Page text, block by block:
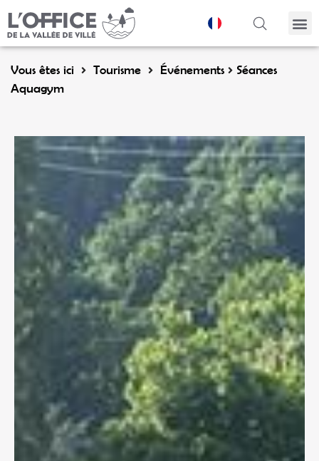
Vous êtes ici Tourisme Événements
Séances
Aquagym
Panneau de gestion des cookies